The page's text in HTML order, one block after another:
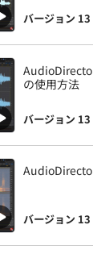
バージョン 13
の使用方法
バージョン 13
バージョン 13